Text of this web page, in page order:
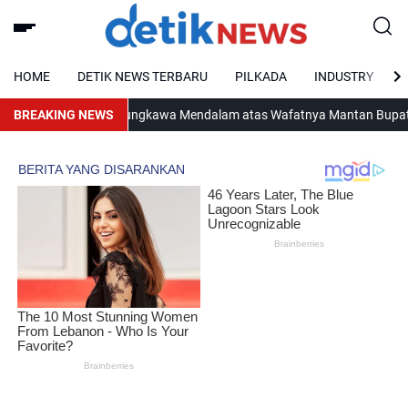
HOME DETIK NEWS TERBARU PILKADA INDUSTRY
BREAKING NEWSBelasungkawa Mendalam atas Wafatnya Mantan Bupati